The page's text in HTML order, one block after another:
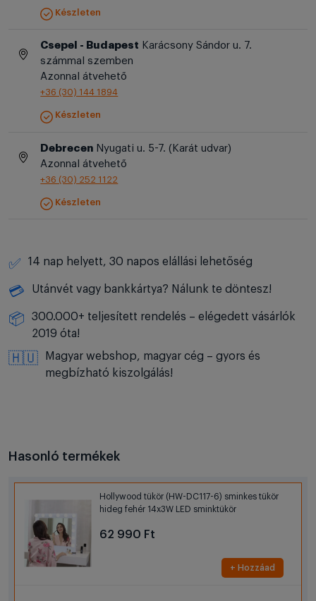
Készleten
Csepel - Budapest Karácsony Sándor u. 7.
számmal szemben
Azonnal átvehető
+36 (30) 144 1894
Készleten
Debrecen Nyugati u. 5-7. (Karát udvar)
Azonnal átvehető
+36 (30) 252 1122
Készleten
✅ 14 nap helyett, 30 napos elállási lehetőség
💳 Utánvét vagy bankkártya? Nálunk te döntesz!
📦
300.000+ teljesített rendelés – elégedett vásárlók
2019 óta!
🇭🇺
Magyar webshop, magyar cég – gyors és
megbízható kiszolgálás!
Hasonló termékek
Hollywood tükör (HW-DC117-6) sminkes tükör
hideg fehér 14x3W LED sminktükör
62 990 Ft
+ Hozzáad